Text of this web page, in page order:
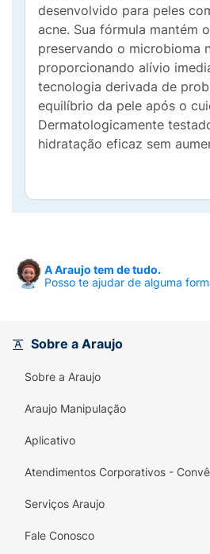
desenvolvido para peles
acne. Sua fórmula mantém
preservando o microbioma
proporcionando alívio
tecnologia derivada de
equilíbrio da pele após o
Dermatologicamente
hidratação eficaz sem
A Araujo tem de tudo.
Posso te ajudar de alguma
Sobre a Araujo
Sobre a Araujo
Araujo Manipulação
Aplicativo
Atendimentos Corporativos -
Serviços Araujo
Fale Conosco